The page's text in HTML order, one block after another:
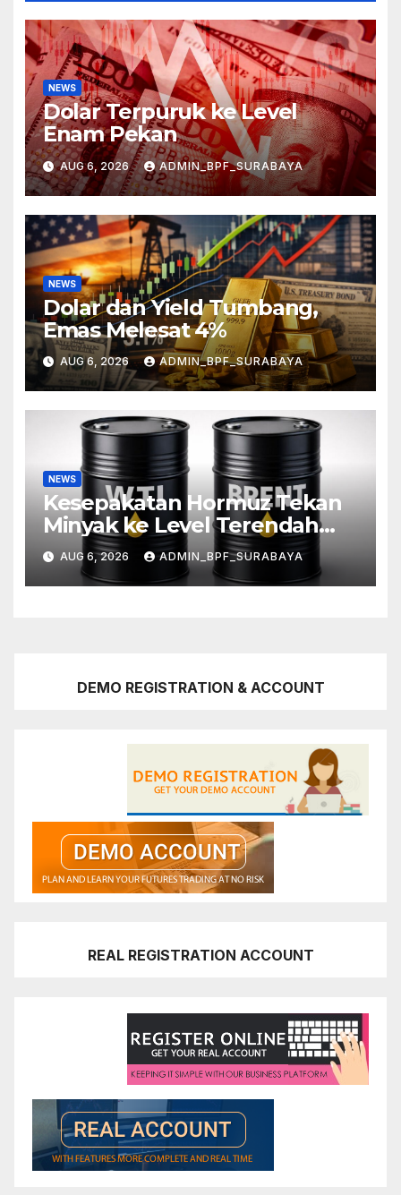
NEWS
Dolar Terpuruk ke Level
Enam Pekan
AUG 6, 2026 ADMIN_BPF_SURABAYA
NEWS
Dolar dan Yield Tumbang,
Emas Melesat 4%
AUG 6, 2026 ADMIN_BPF_SURABAYA
NEWS
Kesepakatan Hormuz Tekan
Minyak ke Level Terendah
Sebulan
AUG 6, 2026 ADMIN_BPF_SURABAYA
DEMO REGISTRATION & ACCOUNT
REAL REGISTRATION ACCOUNT